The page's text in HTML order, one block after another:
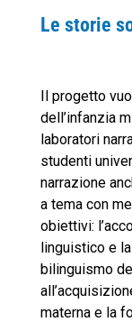
Le storie
Il progetto
dell’infanzia
laboratori
studenti
narrazione
a tema con
obiettivi:
linguistico e
bilinguismo
materna e la